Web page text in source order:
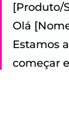
[Produto/
Olá
Estamos
começar